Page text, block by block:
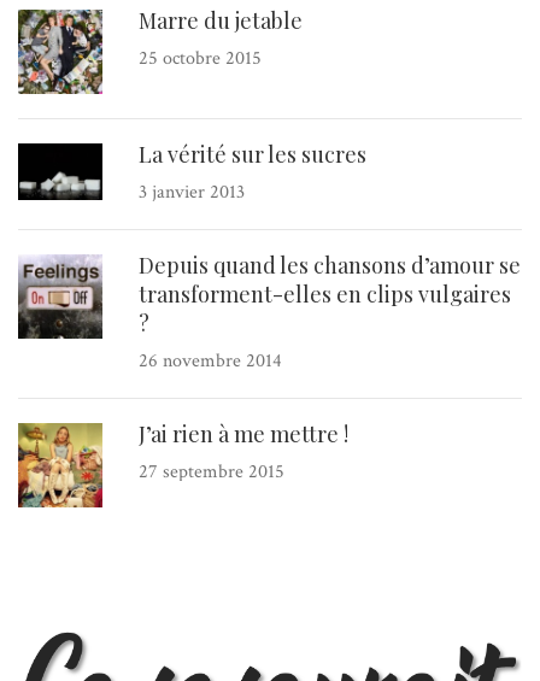
Marre du jetable
25 octobre 2015
La vérité sur les sucres
3 janvier 2013
Depuis quand les chansons d’amour se
transforment-elles en clips vulgaires
?
26 novembre 2014
J’ai rien à me mettre !
27 septembre 2015